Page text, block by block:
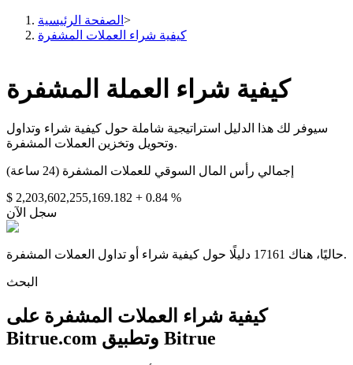
العقود الآجلة
العقود الآجلة USDT
الصفحة الرئيسية >
كيفية شراء العملات المشفرة
كيفية شراء العملة المشفرة
سيوفر لك هذا الدليل استراتيجية شاملة حول كيفية شراء وتداول
وتحويل وتخزين العملات المشفرة.
إجمالي رأس المال السوقي للعملات المشفرة (24 ساعة)
$ 2,203,602,255,169.182 + 0.84 %
سجل الآن
حاليًا، هناك 17161 دليلًا حول كيفية شراء أو تداول العملات المشفرة.
البحث
كيفية شراء العملات المشفرة على
Bitrue.com وتطبيق Bitrue